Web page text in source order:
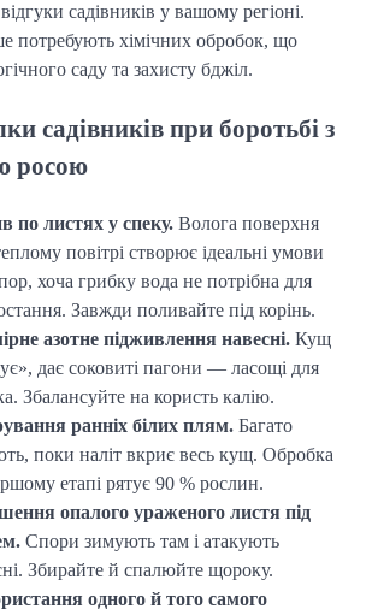
садівників у вашому регіоні.
потребують хімічних обробок, що
саду та захисту бджіл.
садівників при боротьбі з
росою
по листях у спеку. Волога поверхня
повітрі створює ідеальні умови
хоча грибку вода не потрібна для
Завжди поливайте під корінь.
азотне підживлення навесні. Кущ
дає соковиті пагони — ласощі для
Збалансуйте на користь калію.
ранніх білих плям. Багато
поки наліт вкриє весь кущ. Обробка
етапі рятує 90 % рослин.
опалого ураженого листя під
Спори зимують там і атакують
Збирайте й спалюйте щороку.
одного й того самого